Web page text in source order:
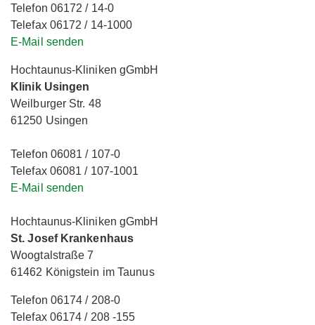
Telefon 06172 / 14-0
Telefax 06172 / 14-1000
E-Mail senden
Hochtaunus-Kliniken gGmbH
Klinik Usingen
Weilburger Str. 48
61250 Usingen
Telefon 06081 / 107-0
Telefax 06081 / 107-1001
E-Mail senden
Hochtaunus-Kliniken gGmbH
St. Josef Krankenhaus
Woogtalstraße 7
61462 Königstein im Taunus
Telefon 06174 / 208-0
Telefax 06174 / 208 -155